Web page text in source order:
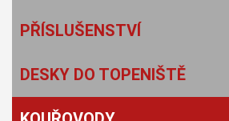
PŘÍSLUŠENSTVÍ
DESKY DO TOPENIŠTĚ